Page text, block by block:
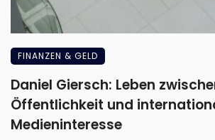
FINANZEN & GELD
Daniel Giersch: Leben
Öffentlichkeit und
Medieninteresse